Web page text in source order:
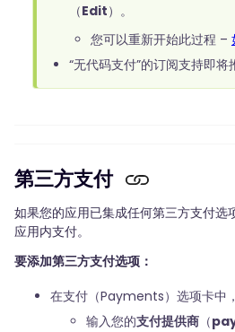
（Edit）。
您可以重新开始此过程 –
“无代码支付”的订阅支持即将
第三方支付
如果您的应用已集成任何第三方支付选
应用内支付。
要添加第三方支付选项：
在支付（Payments）选项卡中
输入您的支付提供商 （